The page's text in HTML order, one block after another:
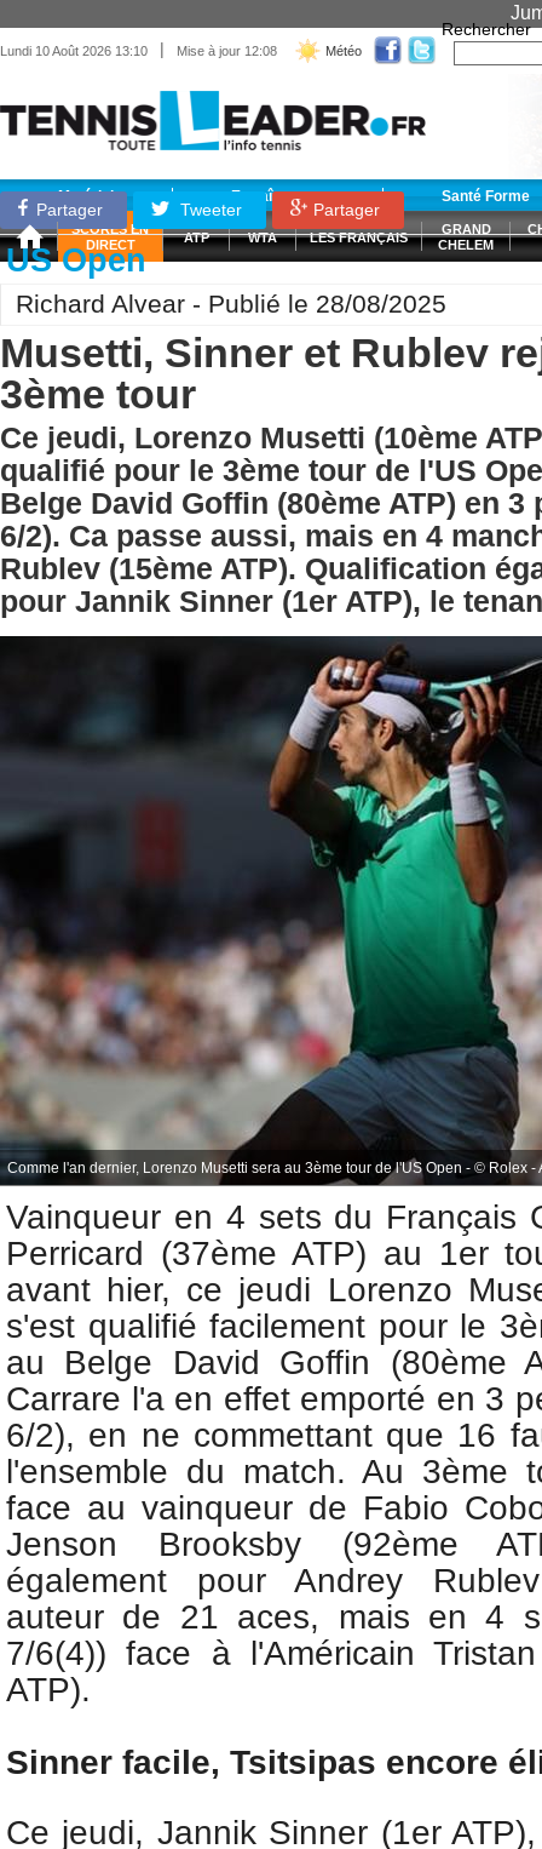
Lundi 10 Août 2026 13:10 | Mise à jour 12:08 Météo
Rechercher
Matériel Entraînement Santé Forme
SCORES EN
DIRECT
ATP WTA LES FRANÇAIS
GRAND
CHELEM
Partager Tweeter Partager
US Open
Richard Alvear - Publié le 28/08/2025
Musetti, Sinner et Rublev
3ème tour
Ce jeudi, Lorenzo Musetti (10ème
qualifié pour le 3ème tour de l'US
Belge David Goffin (80ème ATP) en 3
6/2). Ca passe aussi, mais en 4
Rublev (15ème ATP). Qualification
pour Jannik Sinner (1er ATP), le
Comme l'an dernier, Lorenzo Musetti sera au 3ème tour de l'US Open - © Rolex
Vainqueur en 4 sets du Français
Perricard (37ème ATP) au 1er
avant hier, ce jeudi Lorenzo
s'est qualifié facilement pour le
au Belge David Goffin (80ème
Carrare l'a en effet emporté en 3
6/2), en ne commettant que 16
l'ensemble du match. Au 3ème
face au vainqueur de Fabio
Jenson Brooksby (92ème
également pour Andrey
auteur de 21 aces, mais en 4
7/6(4)) face à l'Américain
ATP).
Sinner facile, Tsitsipas encore
Ce jeudi, Jannik Sinner (1er